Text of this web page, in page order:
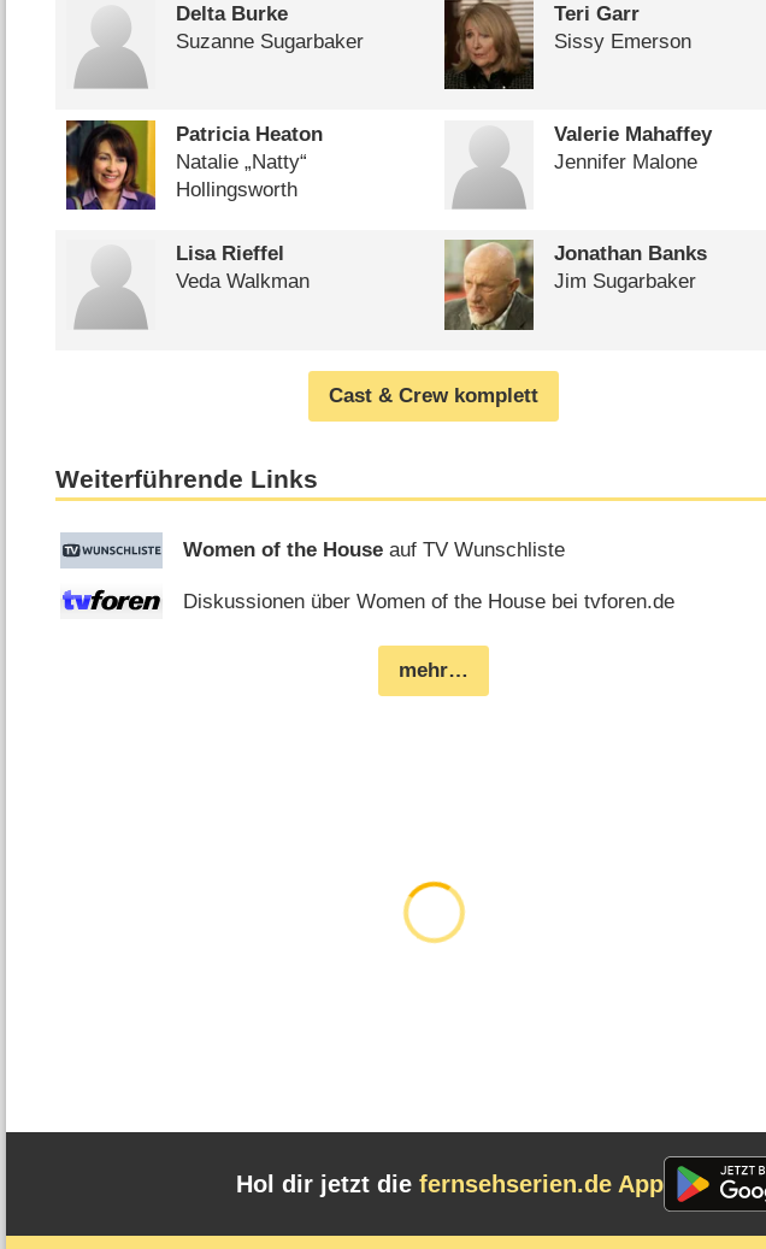
Delta Burke
Suzanne Sugarbaker
Teri Garr
Sissy Emerson
Patricia Heaton
Natalie „Natty“
Hollingsworth
Valerie Mahaffey
Jennifer Malone
Lisa Rieffel
Veda Walkman
Jonathan Banks
Jim Sugarbaker
Cast & Crew komplett
Weiterführende Links
Women of the House auf TV Wunschliste
Diskussionen über Women of the House bei tvforen.de
mehr…
Hol dir jetzt die fernsehserien.de App